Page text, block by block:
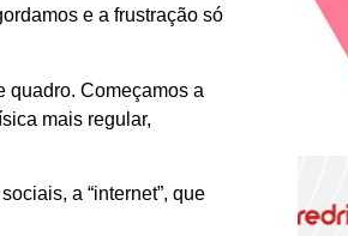
e a frustração só
quadro. Começamos a
mais regular,
a “internet”, que